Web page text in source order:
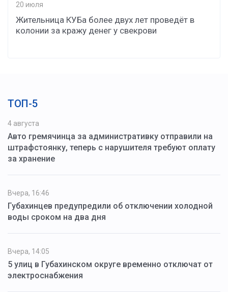
20 июля
Жительница КУБа более двух лет проведёт в
колонии за кражу денег у свекрови
ТОП-5
4 августа
Авто гремячинца за административку отправили на
штрафстоянку, теперь с нарушителя требуют оплату
за хранение
Вчера, 16:46
Губахинцев предупредили об отключении холодной
воды сроком на два дня
Вчера, 14:05
5 улиц в Губахинском округе временно отключат от
электроснабжения